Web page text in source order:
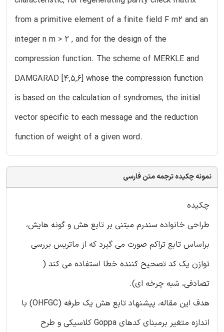
from a primitive element of a finite field F m2 and an
integer n m > 2 , and for the design of the
compression function. The scheme of MERKLE and
DAMGARAD [4,5,6] whose the compression function
is based on the calculation of syndromes, the initial
vector specific to each message and the reduction
function of weight of a given word.
نمونه چکیده ترجمه متن فارسی
چکیده
طراحی خانواده سندرم مبتنی بر تابع هش و گونه هایش،
براساس تابع تراکم صورت می گیرد که از ماتریس بررسی
توازن یک کد تصحیح کننده خطا استفاده می کند (
تصادفی، شبه چرخه ای).
هدف این مقاله، پیشنهاد تابع هش یک طرفه (OHFGC) با
اندازه متغیر برمبنای کدهای Goppa کلاسیکی و طرح